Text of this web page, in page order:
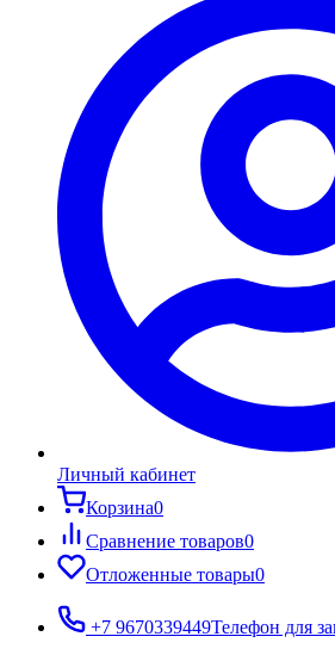
Личный кабинет
Корзина0
Сравнение товаров0
Отложенные товары0
+7 9670339449Телефон для